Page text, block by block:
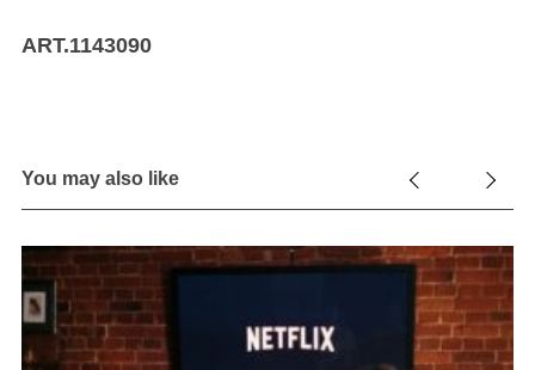
ART.1143090
You may also like